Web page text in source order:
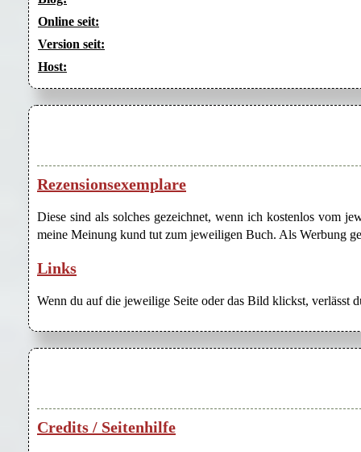
Online seit:
Version seit:
Host:
Rezensionsexemplare
Diese sind als solches gezeichnet, wenn ich kostenlos vom
meine Meinung kund tut zum jeweiligen Buch. Als Werbung
Links
Wenn du auf die jeweilige Seite oder das Bild klickst, verlässt
Credits / Seitenhilfe